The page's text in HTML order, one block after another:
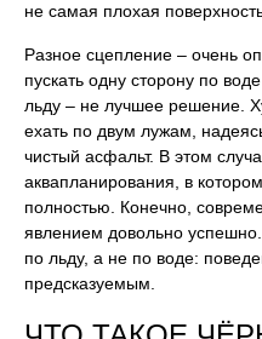
не самая плохая
Разное сцепление – очень
пускать одну сторону по
льду – не лучшее решение.
ехать по двум лужам,
чистый асфальт. В этом
аквапланирования, в
полностью. Конечно,
явлением довольно
по льду, а не по воде:
предсказуемым.